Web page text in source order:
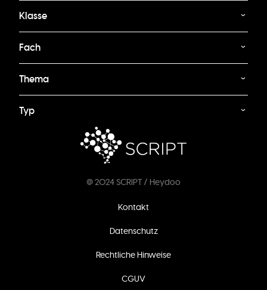
Klasse
Fach
Thema
Typ
@ 2024 SCRIPT / Heydoo
Kontakt
Datenschutz
Rechtliche Hinweise
CGUV